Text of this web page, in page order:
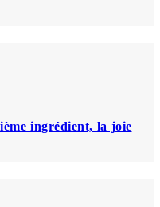
ingrédient, la joie